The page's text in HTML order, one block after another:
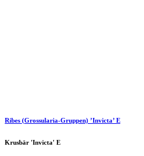
Ribes (Grossularia-Gruppen) ’Invicta’ E
Krusbär 'Invicta' E